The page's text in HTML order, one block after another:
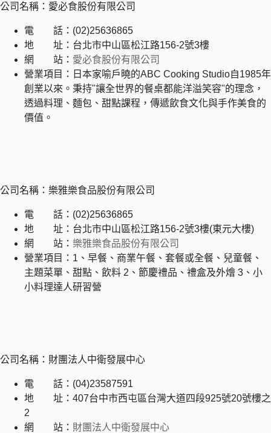
公司名稱：愛必食股份有限公司
電 話：(02)25636865
地 址：台北市中山區松江路156-2號3樓
網 站： 愛必食股份有限公司
營業項目：日本家喻戶曉的ABC Cooking Studio自1985年
創業以來。秉持"讓全世界的餐桌都能洋溢笑容"的理念，
透過料理、麵包、甜點課程，傳遞飲食文化與手作美食的
價值。
公司名稱：樂雅樂食品股份有限公司
電 話：(02)25636865
地 址：台北市中山區松江路156-2號3樓(東元大樓)
網 站： 樂雅樂食品股份有限公司
營業項目：1、早餐、商業午餐、套餐或全餐、兒童餐、
主題菜單、甜點、飲料 2、節慶禮品、禮盒及外燴 3、小
小料理達人研習營
公司名稱：財團法人中衛發展中心
電 話：(04)23587591
地 址：407台中市西屯區台灣大道四段925號20號樓之
2
網 站： 財團法人中衛發展中心